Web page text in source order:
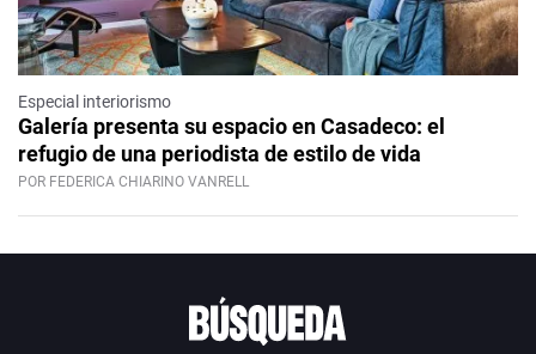
Especial interiorismo
Galería presenta su espacio en Casadeco: el
refugio de una periodista de estilo de vida
POR FEDERICA CHIARINO VANRELL